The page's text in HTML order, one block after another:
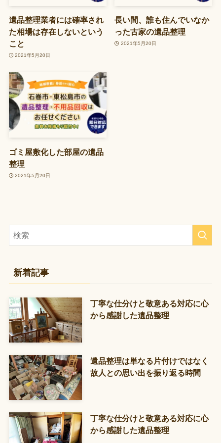
遺品整理業者には確率され
た相場は存在しないという
こと
2021年5月20日
長い間、誰も住んでいなか
った古家の遺品整理
2021年5月20日
ゴミ屋敷化した部屋の遺品
整理
2021年5月20日
新着記事
丁寧な仕分けと敬意ある対応に心
から感謝した遺品整理
遺品整理は単なる片付けではなく
故人との思い出を振り返る時間
丁寧な仕分けと敬意ある対応に心
から感謝した遺品整理